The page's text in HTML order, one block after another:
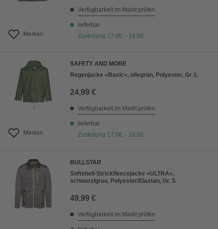
Merken
Verfügbarkeit im Markt prüfen
lieferbar
Zustellung 17.08. - 19.08.
Merken
SAFETY AND MORE
Regenjacke »Basic«, olivgrün, Polyester, Gr. L
24,99 €
Verfügbarkeit im Markt prüfen
lieferbar
Zustellung 17.08. - 19.08.
BULLSTAR
Softshell-Strickfleecejacke »ULTRA«,
schwarz/grau, Polyester/Elastan, Gr. S
49,99 €
Verfügbarkeit im Markt prüfen